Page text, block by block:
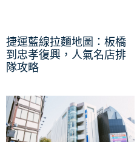
捷運藍線拉麵地圖：板橋
到忠孝復興，人氣名店排
隊攻略